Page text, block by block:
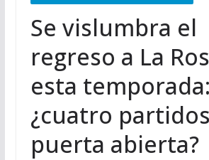
Se vislumbra el
regreso a La
esta temporada:
¿cuatro
puerta abierta?